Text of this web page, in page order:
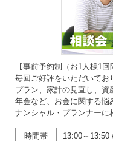
【事前予約制（お1人様1回
毎回ご好評をいただいてお
プラン、家計の見直し、資
年金など、お金に関する
ナンシャル・プランナーに
時間帯 13:00～13:50